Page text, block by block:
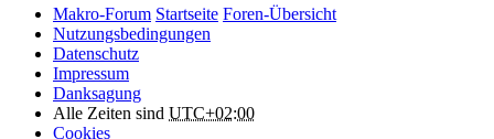
Makro-Forum Startseite Foren-Übersicht
Nutzungsbedingungen
Datenschutz
Impressum
Danksagung
Alle Zeiten sind UTC+02:00
Cookies